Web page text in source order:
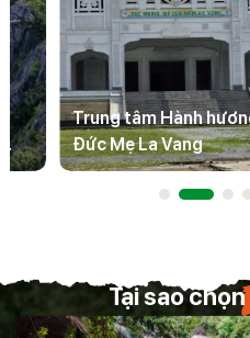
Trung tâm Hành hương
Đức Mẹ La Vang
Tại sao chọn